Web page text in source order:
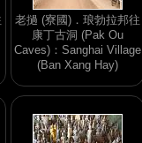
老撾 (寮國)．琅勃拉邦往
康丁古洞 (Pak Ou
Caves)：Sanghai Village
(Ban Xang Hay)